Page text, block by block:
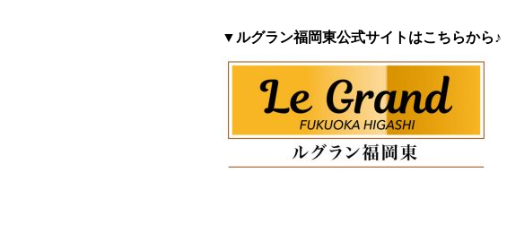
▼ルグラン福岡東公式サイトはこちらから♪